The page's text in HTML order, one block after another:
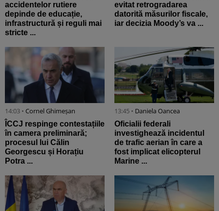
accidentelor rutiere
depinde de educație,
infrastructură și reguli mai
stricte ...
evitat retrogradarea
datorită măsurilor fiscale,
iar decizia Moody’s va ...
14:03 • Cornel Ghimeșan
ÎCCJ respinge contestațiile
în camera preliminară;
procesul lui Călin
Georgescu și Horațiu
Potra ...
13:45 • Daniela Oancea
Oficialii federali
investighează incidentul
de trafic aerian în care a
fost implicat elicopterul
Marine ...